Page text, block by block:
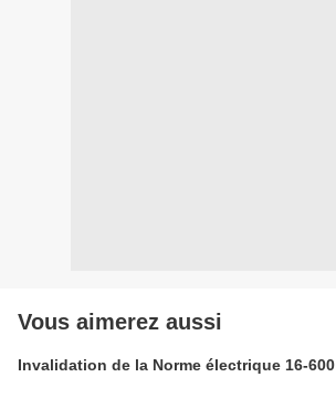
Vous aimerez aussi
Invalidation de la Norme électrique 16-600